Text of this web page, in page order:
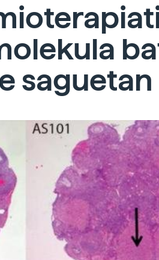
saguetan